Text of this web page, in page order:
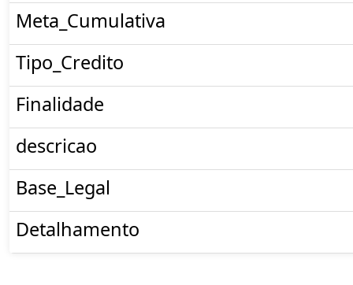
Meta_Cumulativa
Tipo_Credito
Finalidade
descricao
Base_Legal
Detalhamento